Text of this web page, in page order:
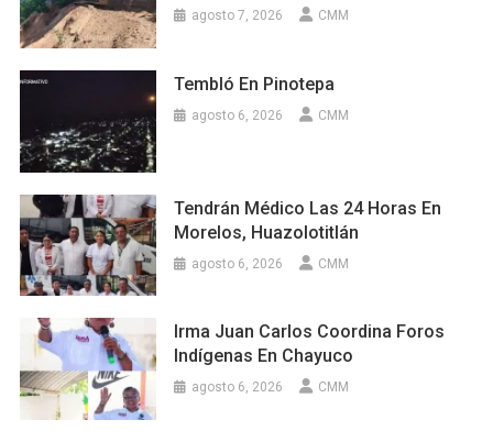
agosto 7, 2026 CMM
Tembló En Pinotepa
agosto 6, 2026 CMM
Tendrán Médico Las 24 Horas En
Morelos, Huazolotitlán
agosto 6, 2026 CMM
Irma Juan Carlos Coordina Foros
Indígenas En Chayuco
agosto 6, 2026 CMM